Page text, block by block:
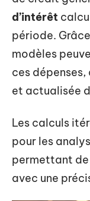
d’intérêt
période.
modèles
ces
et actualisée
Les calculs
pour les
permettant de
avec une